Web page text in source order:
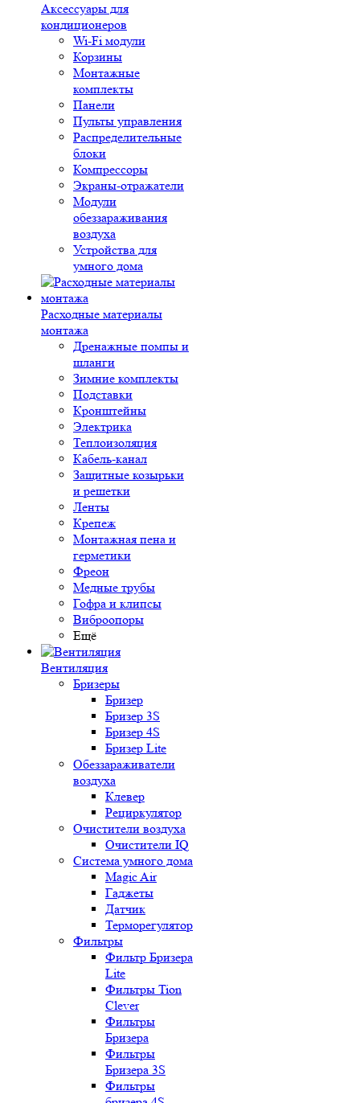
Аксессуары для
кондиционеров
Wi-Fi модули
Корзины
Монтажные
комплекты
Панели
Пульты управления
Распределительные
блоки
Компрессоры
Экраны-отражатели
Модули
обеззараживания
воздуха
Устройства для
умного дома
Расходные материалы
монтажа
Дренажные помпы и
шланги
Зимние комплекты
Подставки
Кронштейны
Электрика
Теплоизоляция
Кабель-канал
Защитные козырьки
и решетки
Ленты
Крепеж
Монтажная пена и
герметики
Фреон
Медные трубы
Гофра и клипсы
Виброопоры
Ещё
Вентиляция
Бризеры
Бризер
Бризер 3S
Бризер 4S
Бризер Lite
Обеззараживатели
воздуха
Клевер
Рециркулятор
Очистители воздуха
Очистители IQ
Система умного дома
Magic Air
Гаджеты
Датчик
Терморегулятор
Фильтры
Фильтр Бризера
Lite
Фильтры Tion
Clever
Фильтры
Бризера
Фильтры
Бризера 3S
Фильтры